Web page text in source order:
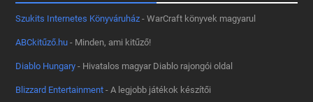
Szukits Internetes Könyváruház - WarCraft könyvek magyarul
ABCkitűző.hu - Minden, ami kitűző!
Diablo Hungary - Hivatalos magyar Diablo rajongói oldal
Blizzard Entertainment - A legjobb játékok készítői